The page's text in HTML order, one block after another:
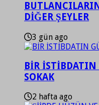
DİĞER ŞEYLER
3 gün ago
BİR
SOKAK
2 hafta ago